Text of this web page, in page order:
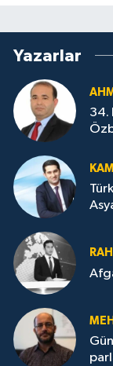
Yazarlar
34.